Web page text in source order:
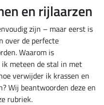
en rijlaarzen
zijn – maar eerst is
over de perfecte
Waarom is
meteen de stal in met
verwijder ik krassen en
Wij beantwoorden deze en
rubriek.